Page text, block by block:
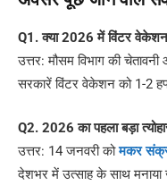
Q1. क्या 2026 में विंटर
उत्तर: मौसम विभाग की
सरकारें विंटर वेकेशन को 1-2
Q2. 2026 का पहला बड़ा
उत्तर: 14 जनवरी कोमकर
देशभर में उत्साह के साथ मनाया